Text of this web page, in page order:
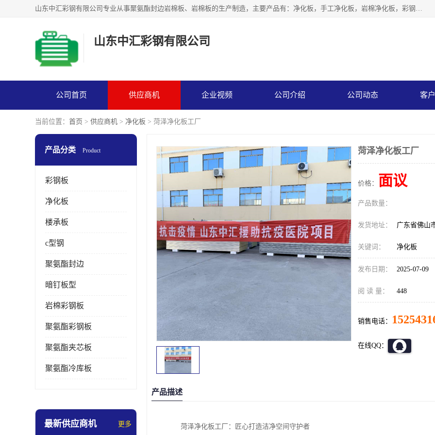
山东中汇彩钢有限公司专业从事聚氨酯封边岩棉板、岩棉板的生产制造，主要产品有：净化板，手工净化板，岩棉净化板，彩钢板，聚氨酯封边岩棉复合板，聚氨酯封边岩棉夹芯板。
山东中汇彩钢有限公司
公司首页 供应商机 企业视频 公司介绍 公司动态 客
当前位置： 首页 > 供应商机 > 净化板 > 菏泽净化板工厂
产品分类 Product
彩钢板
净化板
楼承板
c型钢
聚氨酯封边
暗钉板型
岩棉彩钢板
聚氨酯彩钢板
聚氨酯夹芯板
聚氨酯冷库板
最新供应商机 更多
菏泽净化板工厂
价格： 面议
产品数量：
发货地址： 广东省佛山
关键词： 净化板
发布日期： 2025-07-09
阅 读 量： 448
销售电话：
在线QQ：
产品描述
菏泽净化板工厂：匠心打造洁净空间守护者